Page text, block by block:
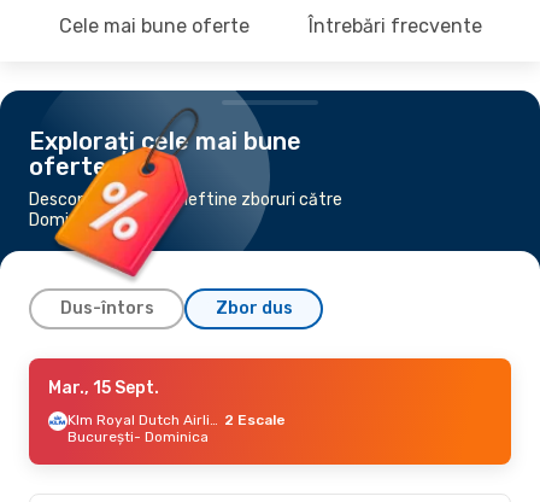
Cele mai bune oferte Întrebări frecvente
Explorați cele mai bune
oferte
Descoperă cele mai ieftine zboruri către
Dominica
Dus-întors Zbor dus
Mar., 15 Sept.
Klm Royal Dutch Airlines 2 Escale
București- Dominica
Dominica- București
Mar., 15 Sept.
Klm Royal Dutch Airlines 2 Escale
București- Dominica